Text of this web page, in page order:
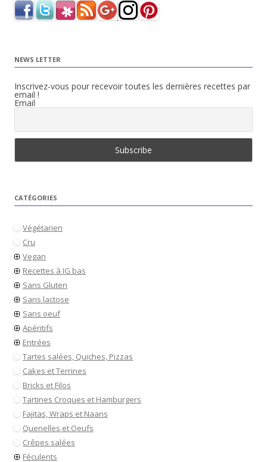
NEWS LETTER
Inscrivez-vous pour recevoir toutes les dernières recettes par
email !
Email
CATÉGORIES
Végétarien
Cru
Vegan
Recettes à IG bas
Sans Gluten
Sans lactose
Sans oeuf
Apéritifs
Entrées
Tartes salées, Quiches, Pizzas
Cakes et Terrines
Bricks et Filos
Tartines Croques et Hamburgers
Fajitas, Wraps et Naans
Quenelles et Oeufs
Crêpes salées
Féculents